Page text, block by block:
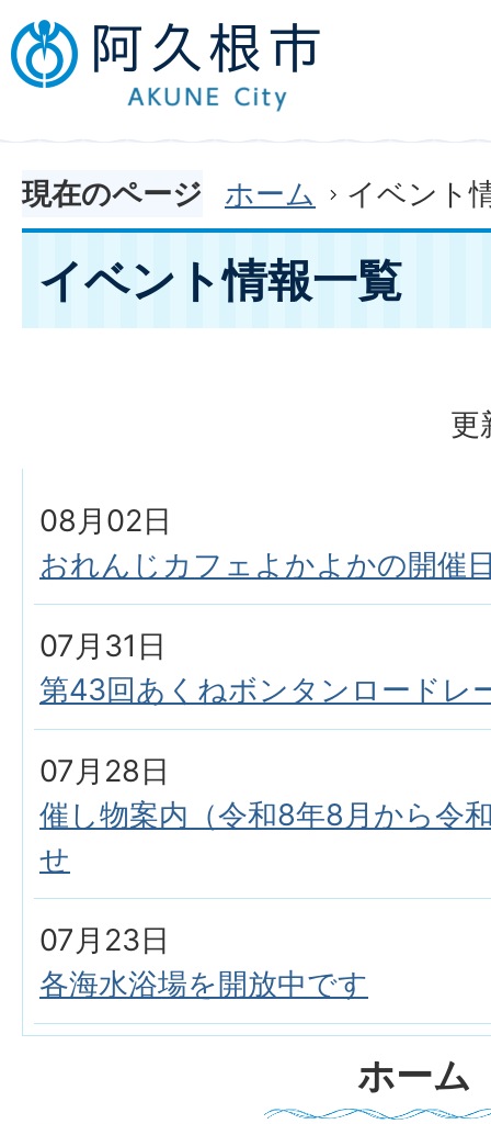
現在のページ ホーム イベント
イベント情報一覧
更
08月02日
おれんじカフェよかよかの開催
07月31日
第43回あくねボンタンロードレ
07月28日
催し物案内（令和8年8月から令
せ
07月23日
各海水浴場を開放中です
ホーム